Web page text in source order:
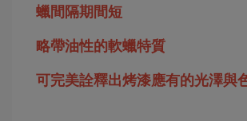
蠟間隔期間短
略帶油性的軟蠟特質
可完美詮釋出烤漆應有的光澤與